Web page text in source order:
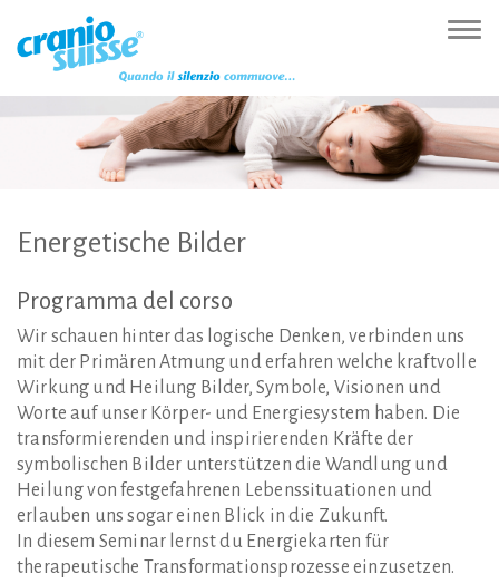
(Accesskey
Hauptnavigation
(Accesskey
Inhalt
(Accesskey
Sprachumschaltung
(Accesskey
Energetische Bilder
Programma del corso
Wir schauen hinter das logische Denken, verbinden uns
mit der Primären Atmung und erfahren welche kraftvolle
Wirkung und Heilung Bilder, Symbole, Visionen und
Worte auf unser Körper- und Energiesystem haben. Die
transformierenden und inspirierenden Kräfte der
symbolischen Bilder unterstützen die Wandlung und
Heilung von festgefahrenen Lebenssituationen und
erlauben uns sogar einen Blick in die Zukunft.
In diesem Seminar lernst du Energiekarten für
therapeutische Transformationsprozesse einzusetzen.